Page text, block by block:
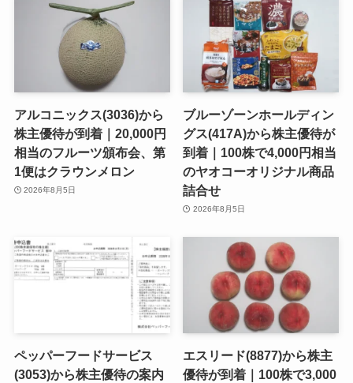
アルコニックス(3036)から
株主優待が到着｜20,000円
相当のフルーツ頒布会、第
1便はクラウンメロン
2026年8月5日
ブルーゾーンホールディン
グス(417A)から株主優待が
到着｜100株で4,000円相当
のヤオコーオリジナル商品
詰合せ
2026年8月5日
ペッパーフードサービス
(3053)から株主優待の案内
エスリード(8877)から株主
優待が到着｜100株で3,000